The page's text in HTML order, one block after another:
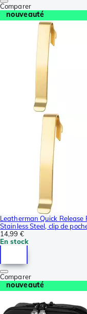
Comparer
nouveauté
Leatherman Quick
Stainless Steel, clip de
14,99 €
En stock
Comparer
nouveauté